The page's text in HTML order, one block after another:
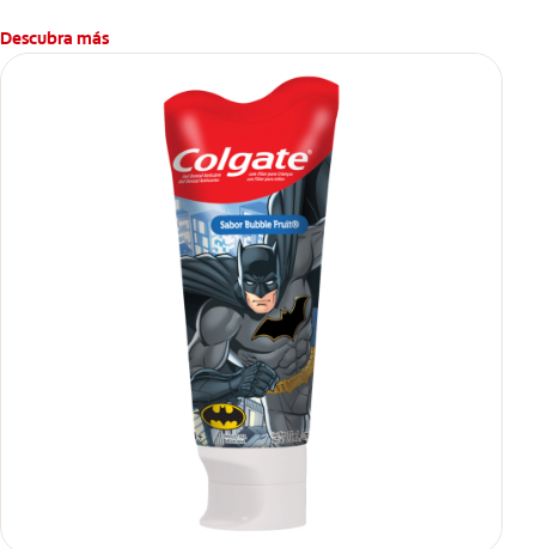
Descubra más